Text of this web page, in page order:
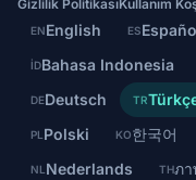
Gizlilik PolitikasıKullanım
ENEnglish ES
IDBahasa Indonesia
DEDeutsch TR
PL Polski KO한국어
NL Nederlands THภา